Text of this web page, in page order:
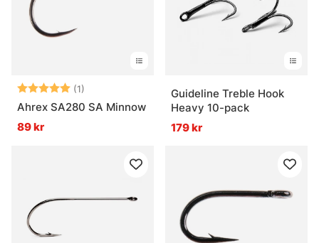
Betyg: (1)
5.0 utav 5 stjärnor
Ahrex SA280 SA Minnow
89 kr
Guideline Treble Hook
Heavy 10-pack
179 kr